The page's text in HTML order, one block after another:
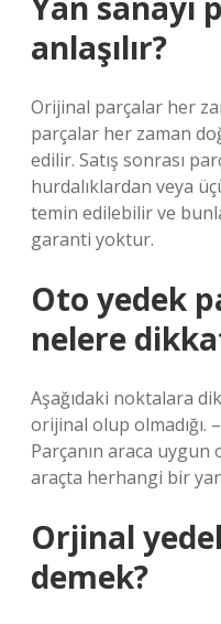
anlaşılır?
Orijinal parçalar her
parçalar her zaman
edilir. Satış sonrası
hurdalıklardan veya
temin edilebilir ve
garanti yoktur.
Oto yedek
nelere
Aşağıdaki noktalara
orijinal olup olmadığı.
Parçanın araca uygun
araçta herhangi bir
Orjinal
demek?